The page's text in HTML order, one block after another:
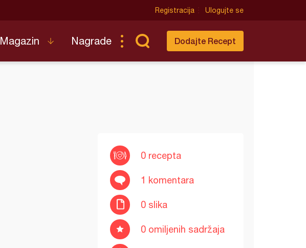
Registracija Ulogujte se
Magazin Nagrade Dodajte Recept
0 recepta
1 komentara
0 slika
0 omiljenih sadržaja